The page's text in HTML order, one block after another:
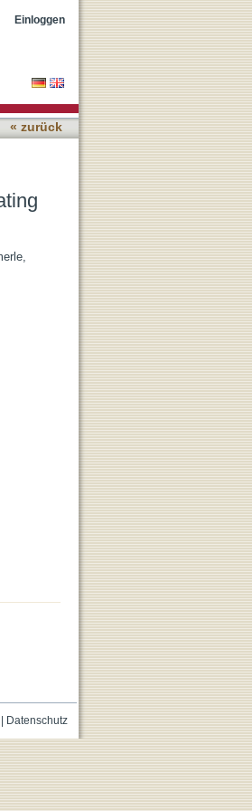
Einloggen
« zurück
Datenschutz